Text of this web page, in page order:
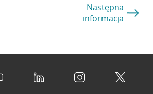
Następna
informacja